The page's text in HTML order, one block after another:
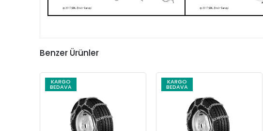
Benzer Ürünler
KARGO
BEDAVA
KARGO
BEDAVA